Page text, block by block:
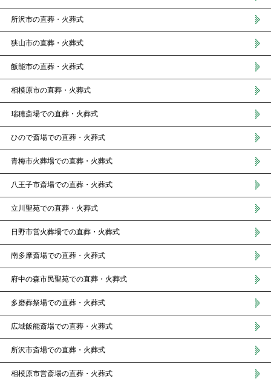
所沢市の直葬・火葬式
狭山市の直葬・火葬式
飯能市の直葬・火葬式
相模原市の直葬・火葬式
瑞穂斎場での直葬・火葬式
ひので斎場での直葬・火葬式
青梅市火葬場での直葬・火葬式
八王子市斎場での直葬・火葬式
立川聖苑での直葬・火葬式
日野市営火葬場での直葬・火葬式
南多摩斎場での直葬・火葬式
府中の森市民聖苑での直葬・火葬式
多磨葬祭場での直葬・火葬式
広域飯能斎場での直葬・火葬式
所沢市斎場での直葬・火葬式
相模原市営斎場の直葬・火葬式